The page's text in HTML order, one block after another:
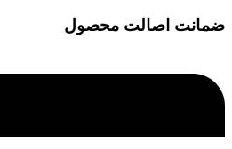
ضمانت اصالت محصول